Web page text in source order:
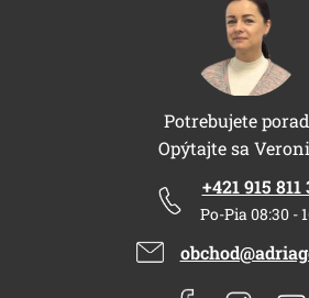
Potrebujete
Opýtajte sa
+421 915 811
Po-Pia 08:30 -